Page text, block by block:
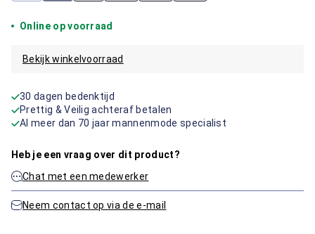
Online op voorraad
Bekijk winkelvoorraad
30 dagen bedenktijd
Prettig & Veilig achteraf betalen
Al meer dan 70 jaar mannenmode specialist
Heb je een vraag over dit product?
Chat met een medewerker
Neem contact op via de e-mail